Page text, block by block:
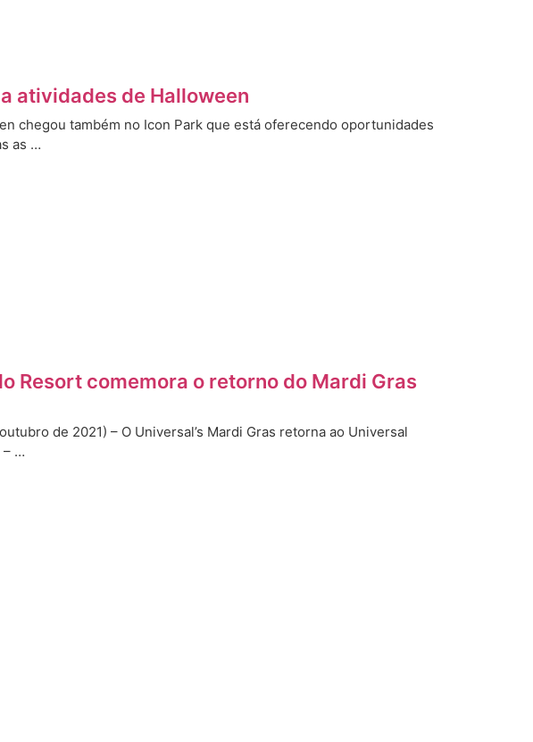
atividades de Halloween
chegou também no Icon Park que está oferecendo oportunidades
as …
Resort comemora o retorno do Mardi Gras
de 2021) – O Universal’s Mardi Gras retorna ao Universal
– …